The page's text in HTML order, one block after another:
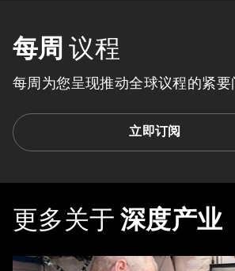
每周 议程
每周为您呈现推动全球议程的紧要
立即订阅
更多关于 深度产业